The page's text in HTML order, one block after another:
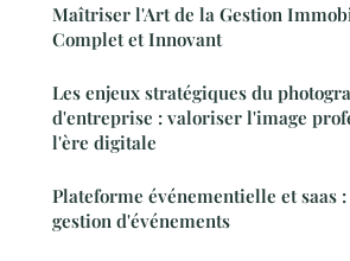
Maîtriser l'Art de la Gestion
Complet et Innovant
Les enjeux stratégiques du
d'entreprise : valoriser l'image
l'ère digitale
Plateforme événementielle et saas
gestion d'événements